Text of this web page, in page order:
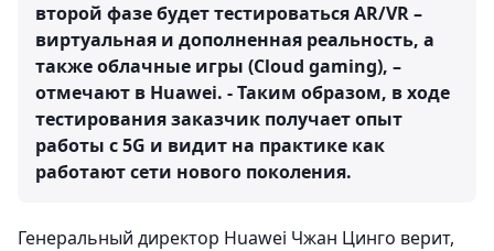
второй фазе будет тестироваться AR/VR –
виртуальная и дополненная реальность, а
также облачные игры (Cloud gaming), –
отмечают в Huawei. - Таким образом, в ходе
тестирования заказчик получает опыт
работы с 5G и видит на практике как
работают сети нового поколения.
Генеральный директор Huawei Чжан Цинго верит,